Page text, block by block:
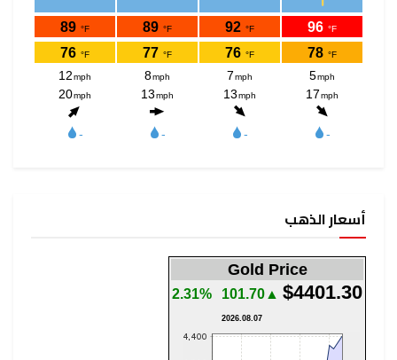
أسعار الذهب
Gold Price
$4401.30
▲101.70
2.31%
2026.08.07